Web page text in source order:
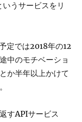
いうサービスをリ
定では2018年の12
中のモチベーショ
か半年以上かけて
すAPIサービス